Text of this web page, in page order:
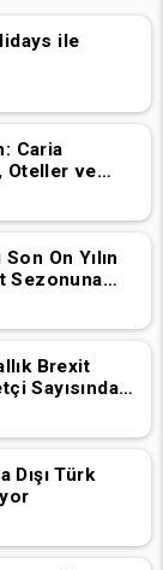
ile
Caria
Oteller ve
On Yılın
Sezonuna
Brexit
Sayısında
Türk